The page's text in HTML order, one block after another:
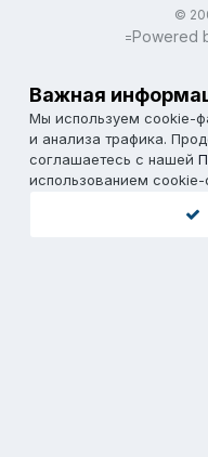
©
=Powered
Важная
Мы используем cookie-
и анализа трафика.
соглашаетесь с нашей
использованием cookie-